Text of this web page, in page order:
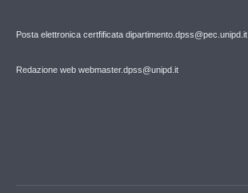
Posta elettronica certfificata dipartimento.dpss@pec.unipd.it
Redazione web webmaster.dpss@unipd.it